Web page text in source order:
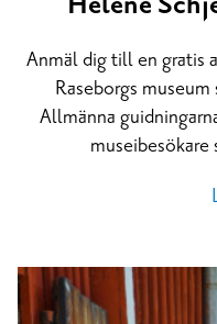
Anmäl dig till en gratis
Raseborgs
Allmänna